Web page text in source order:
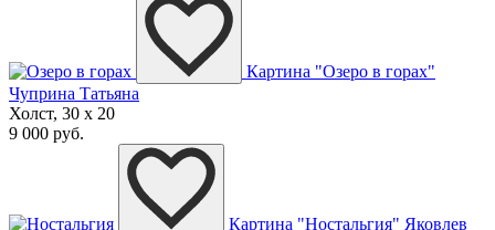
Картина "Озеро в горах"
Чуприна Татьяна
Холст, 30 x 20
9 000 руб.
Картина "Ностальгия" Яковлев